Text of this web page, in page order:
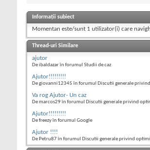
Informații subiect
Momentan este/sunt 1 utilizator(i) care
Thread-uri Similare
ajutor
De ibaldazar în forumul Studii de caz
Ajutor!!!!!!!!!
De giovanni12345 în forumul Discutii generale
Va rog Ajutor- Un caz
De marcos29 în forumul Discutii generale privind
Ajutor!!!!!!!!!
De freezy în forumul Google
Ajutor !!!!
De Petru87 în forumul Discutii generale privind